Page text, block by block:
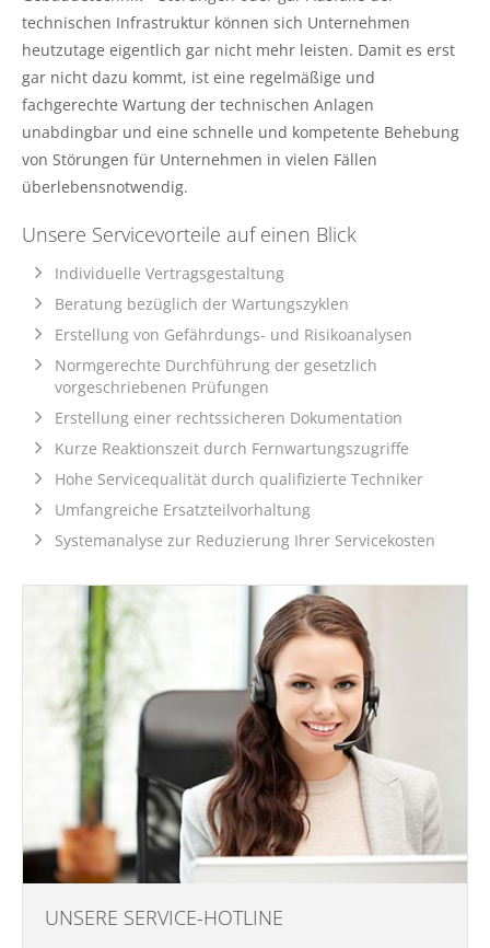
technischen Infrastruktur können sich Unternehmen
heutzutage eigentlich gar nicht mehr leisten. Damit es erst
gar nicht dazu kommt, ist eine regelmäßige und
fachgerechte Wartung der technischen Anlagen
unabdingbar und eine schnelle und kompetente Behebung
von Störungen für Unternehmen in vielen Fällen
überlebensnotwendig.
Unsere Servicevorteile auf einen Blick
Individuelle Vertragsgestaltung
Beratung bezüglich der Wartungszyklen
Erstellung von Gefährdungs- und Risikoanalysen
Normgerechte Durchführung der gesetzlich
vorgeschriebenen Prüfungen
Erstellung einer rechtssicheren Dokumentation
Kurze Reaktionszeit durch Fernwartungszugriffe
Hohe Servicequalität durch qualifizierte Techniker
Umfangreiche Ersatzteilvorhaltung
Systemanalyse zur Reduzierung Ihrer Servicekosten
UNSERE SERVICE-HOTLINE